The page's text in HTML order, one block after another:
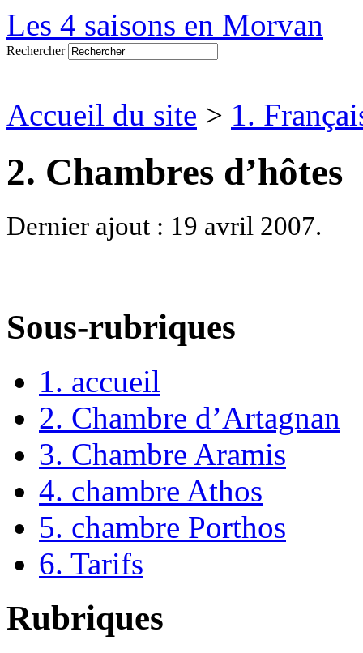
Les 4 saisons en Morvan
Rechercher
Accueil du site > 1.
2. Chambres d’hôtes
Dernier ajout : 19 avril 2007.
Sous-rubriques
1. accueil
2. Chambre d’Artagnan
3. Chambre Aramis
4. chambre Athos
5. chambre Porthos
6. Tarifs
Rubriques